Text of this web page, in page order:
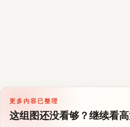
更多内容已整理
这组图还没看够？继续看